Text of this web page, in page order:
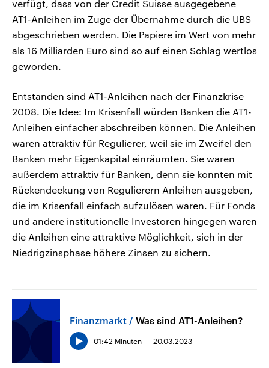
verfügt, dass von der Credit Suisse ausgegebene
AT1-Anleihen im Zuge der Übernahme durch die UBS
abgeschrieben werden. Die Papiere im Wert von mehr
als 16 Milliarden Euro sind so auf einen Schlag wertlos
geworden.
Entstanden sind AT1-Anleihen nach der Finanzkrise
2008. Die Idee: Im Krisenfall würden Banken die AT1-
Anleihen einfacher abschreiben können. Die Anleihen
waren attraktiv für Regulierer, weil sie im Zweifel den
Banken mehr Eigenkapital einräumten. Sie waren
außerdem attraktiv für Banken, denn sie konnten mit
Rückendeckung von Regulierern Anleihen ausgeben,
die im Krisenfall einfach aufzulösen waren. Für Fonds
und andere institutionelle Investoren hingegen waren
die Anleihen eine attraktive Möglichkeit, sich in der
Niedrigzinsphase höhere Zinsen zu sichern.
Finanzmarkt Was sind AT1-Anleihen?
01:42 Minuten 20.03.2023